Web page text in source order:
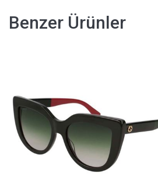
Benzer Ürünler